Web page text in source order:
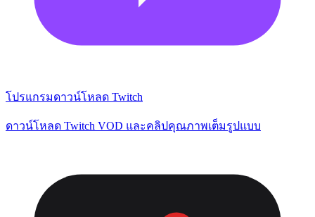
โปรแกรมดาวน์โหลด Twitch
ดาวน์โหลด Twitch VOD และคลิปคุณภาพเต็มรูปแบบ